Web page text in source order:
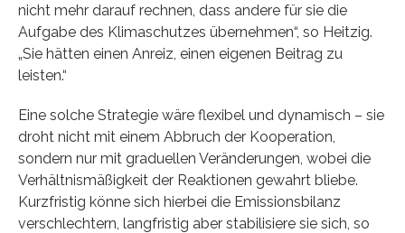
nicht mehr darauf rechnen, dass andere für sie die
Aufgabe des Klimaschutzes übernehmen“, so Heitzig.
„Sie hätten einen Anreiz, einen eigenen Beitrag zu
leisten.“
Eine solche Strategie wäre flexibel und dynamisch – sie
droht nicht mit einem Abbruch der Kooperation,
sondern nur mit graduellen Veränderungen, wobei die
Verhältnismäßigkeit der Reaktionen gewahrt bliebe.
Kurzfristig könne sich hierbei die Emissionsbilanz
verschlechtern, langfristig aber stabilisiere sie sich, so